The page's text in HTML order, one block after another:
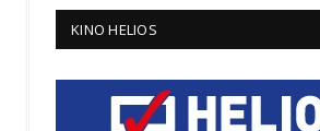
KINO HELIOS